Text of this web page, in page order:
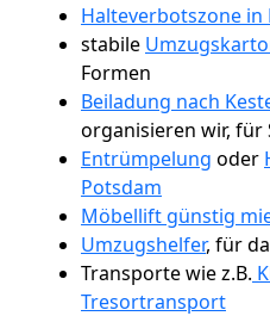
Halteverbotszone in
stabile
Formen
Beiladung nach
organisieren wir, für
Entrümpelung oder
Potsdam
Möbellift günstig
Umzugshelfer, für
Transporte wie z.B.
Tresortransport